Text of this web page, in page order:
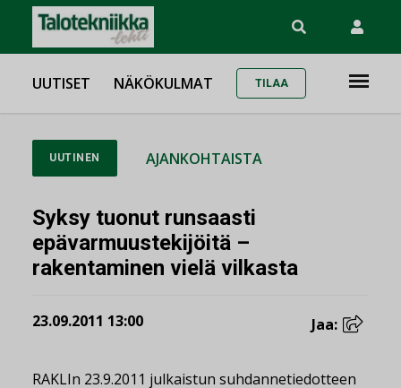
UUTISET NÄKÖKULMAT TILAA
UUTINEN AJANKOHTAISTA
Syksy tuonut runsaasti
epävarmuustekijöitä –
rakentaminen vielä vilkasta
23.09.2011 13:00 Jaa:
RAKLIn 23.9.2011 julkaistun suhdannetiedotteen